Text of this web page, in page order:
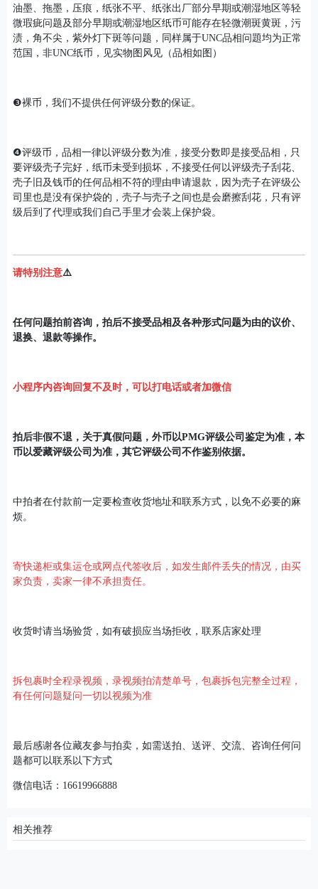
油墨、拖墨，压痕，纸张不平、纸张出厂部分早期或潮湿地区等轻
微瑕疵问题及部分早期或潮湿地区纸币可能存在轻微潮斑黄斑，污
渍，角不尖，紫外灯下斑等问题，同样属于UNC品相问題均为正常
范国，非UNC纸币，见实物图风见（品相如图）
❸裸币，我们不提供任何评级分数的保证。
❹评级币，品相一律以评级分数为准，接受分数即是接受品相，只
要评级壳子完好，纸币未受到损坏，不接受任何以评级壳子刮花、
壳子旧及钱币的任何品相不符的理由申请退款，因为壳子在评级公
司里也是没有保护袋的，壳子与壳子之间也是会磨擦刮花，只有评
级后到了代理或我们自己手里才会装上保护袋。
请特别注意⚠️
任何问题拍前咨询，拍后不接受品相及各种形式问题为由的议价、
退换、退款等操作。
小程序内咨询回复不及时，可以打电话或者加微信
拍后非假不退，关于真假问题，外币以PMG评级公司鉴定为准，本
币以爱藏评级公司为准，其它评级公司不作鉴别依据。
中拍者在付款前一定要检查收货地址和联系方式，以免不必要的麻
烦。
寄快递柜或集运仓或网点代签收后，如发生邮件丢失的情况，由买
家负责，卖家一律不承担责任。
收货时请当场验货，如有破损应当场拒收，联系店家处理
拆包裹时全程录视频，录视频拍清楚单号，包裹拆包完整全过程，
有任何问题疑问一切以视频为准
最后感谢各位藏友参与拍卖，如需送拍、送评、交流、咨询任何问
题都可以联系以下方式
微信电话：16619966888
相关推荐